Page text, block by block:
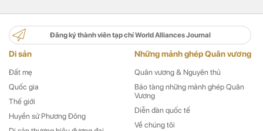
Di sản
Đất mẹ
Quốc gia
Thế giới
Huyền sử Phương Đông
Những mảnh ghép Quân vương
Quân vương & Nguyên thủ
Bảo tàng những mảnh ghép Quân
Vương
Diễn đàn quốc tế
Về chúng tôi
Đăng ký thành viên tạp chí World Alliances Journal